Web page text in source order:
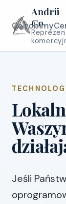
Andrii
Co.
Co robimy
Jeśli